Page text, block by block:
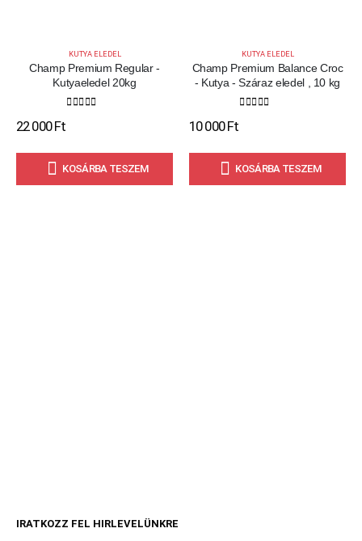
KUTYA ELEDEL
Champ Premium Regular -
Kutyaeledel 20kg
22 000Ft
KOSÁRBA TESZEM
KUTYA ELEDEL
Champ Premium Balance Croc
- Kutya - Száraz eledel , 10 kg
10 000Ft
KOSÁRBA TESZEM
IRATKOZZ FEL HIRLEVELÜNKRE